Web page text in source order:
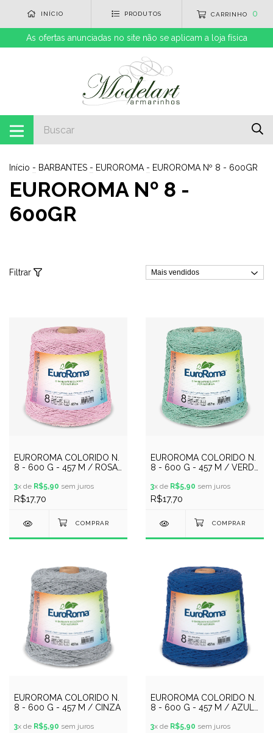
INÍCIO PRODUTOS CARRINHO 0
As ofertas anunciadas no site não se aplicam a loja física
Início - BARBANTES - EUROROMA - EUROROMA Nº 8 - 600GR
EUROROMA Nº 8 -
600GR
Filtrar
EUROROMA COLORIDO N.
8 - 600 G - 457 M / ROSA
3x de R$5,90 sem juros
R$17,70
EUROROMA COLORIDO N.
8 - 600 G - 457 M / VERDE
3x de R$5,90 sem juros
R$17,70
EUROROMA COLORIDO N.
8 - 600 G - 457 M / CINZA
3x de R$5,90 sem juros
EUROROMA COLORIDO N.
8 - 600 G - 457 M / AZUL
3x de R$5,90 sem juros